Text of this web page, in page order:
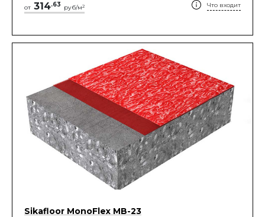
от 314.63 руб/м2 Что входит
Sikafloor MonoFlex MB-23